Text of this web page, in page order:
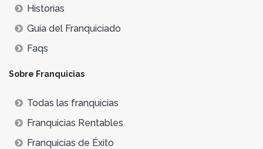
Historias
Guía del Franquiciado
Faqs
Sobre Franquicias
Todas las franquicias
Franquicias Rentables
Franquicias de Éxito